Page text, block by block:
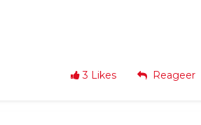
3 Likes Reageer